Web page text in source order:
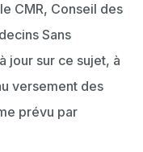
CMR, Conseil des
Sans
jour sur ce sujet, à
versement des
prévu par